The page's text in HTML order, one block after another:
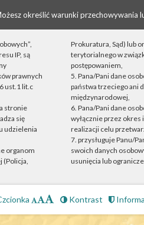
określić warunki przechowywania
IP, są
prawnych
ust.1 lit.c
stronie
się
udzielenia
organom
(Policja,
Prokuratura, Sąd) lub
terytorialnego w
postępowaniem,
5. Pana/Pani dane
państwa trzeciego ani
międzynarodowej,
6. Pana/Pani dane
wyłącznie przez okres
realizacji celu
7. przysługuje Panu/
swoich danych
usunięcia lub
Kontrast